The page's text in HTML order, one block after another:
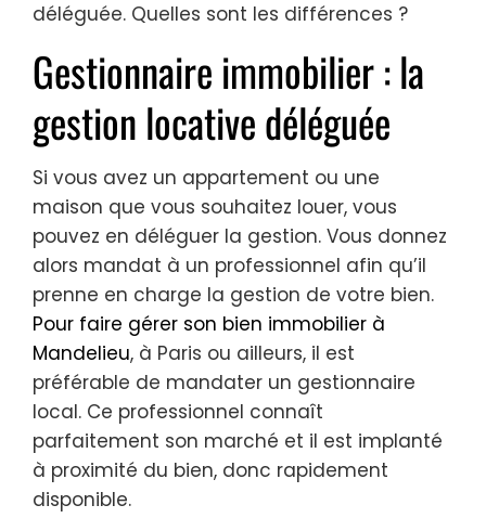
déléguée. Quelles sont les différences ?
Gestionnaire immobilier : la
gestion locative déléguée
Si vous avez un appartement ou une
maison que vous souhaitez louer, vous
pouvez en déléguer la gestion. Vous donnez
alors mandat à un professionnel afin qu’il
prenne en charge la gestion de votre bien.
Pour faire gérer son bien immobilier à
Mandelieu, à Paris ou ailleurs, il est
préférable de mandater un gestionnaire
local. Ce professionnel connaît
parfaitement son marché et il est implanté
à proximité du bien, donc rapidement
disponible.